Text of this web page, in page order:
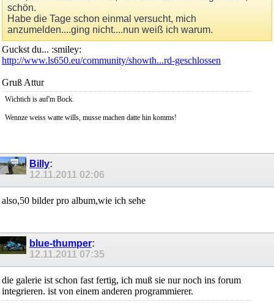
schön.
Habe die Tage schon einmal versucht, mich
anzumelden....ging nicht....nun weiß ich warum.
Guckst du... :smiley:
http://www.ls650.eu/community/showth...rd-geschlossen
Gruß Attur
Wichtich is auf'm Bock.
Wennze weiss watte wills, musse machen datte hin komms!
Billy:
12.11.2011 02:06
also,50 bilder pro album,wie ich sehe
blue-thumper:
12.11.2011 07:35
die galerie ist schon fast fertig, ich muß sie nur noch ins forum
integrieren. ist von einem anderen programmierer.